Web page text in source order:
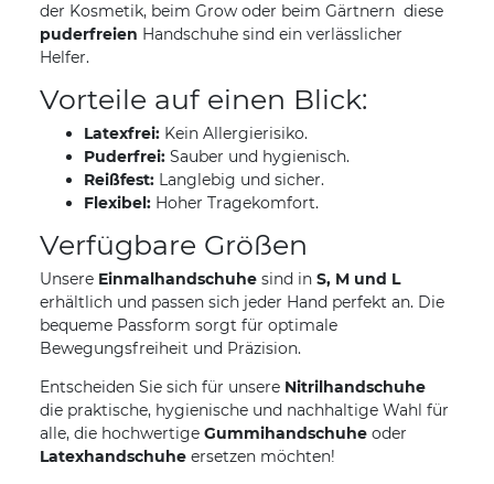
der Kosmetik, beim Grow oder beim Gärtnern  diese
puderfreien Handschuhe sind ein verlässlicher
Helfer.
Vorteile auf einen Blick:
Latexfrei: Kein Allergierisiko.
Puderfrei: Sauber und hygienisch.
Reißfest: Langlebig und sicher.
Flexibel: Hoher Tragekomfort.
Verfügbare Größen
Unsere Einmalhandschuhe sind in S, M und L
erhältlich und passen sich jeder Hand perfekt an. Die
bequeme Passform sorgt für optimale
Bewegungsfreiheit und Präzision.
Entscheiden Sie sich für unsere Nitrilhandschuhe
die praktische, hygienische und nachhaltige Wahl für
alle, die hochwertige Gummihandschuhe oder
Latexhandschuhe ersetzen möchten!